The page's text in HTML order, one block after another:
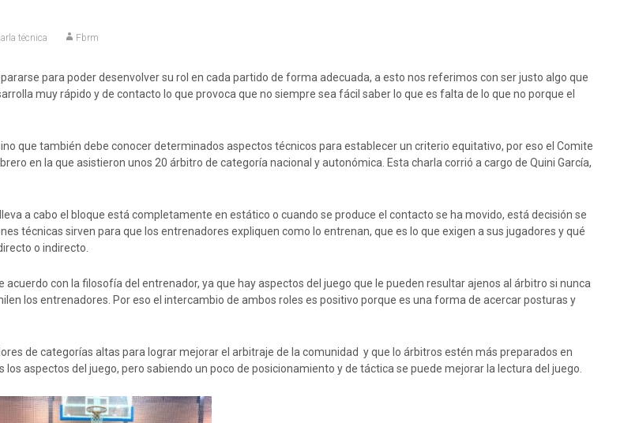
técnica Fbrm
para poder desenvolver su rol en cada partido de forma adecuada, a esto nos referimos con ser justo algo que
muy rápido y de contacto lo que provoca que no siempre sea fácil saber lo que es falta de lo que no porque el
que también debe conocer determinados aspectos técnicos para establecer un criterio equitativo, por eso el Comite
en la que asistieron unos 20 árbitro de categoría nacional y autonómica. Esta charla corrió a cargo de Quini García,
a cabo el bloque está completamente en estático o cuando se produce el contacto se ha movido, está decisión se
técnicas sirven para que los entrenadores expliquen como lo entrenan, que es lo que exigen a sus jugadores y qué
o indirecto.
con la filosofía del entrenador, ya que hay aspectos del juego que le pueden resultar ajenos al árbitro si nunca
los entrenadores. Por eso el intercambio de ambos roles es positivo porque es una forma de acercar posturas y
de categorías altas para lograr mejorar el arbitraje de la comunidad y que lo árbitros estén más preparados en
aspectos del juego, pero sabiendo un poco de posicionamiento y de táctica se puede mejorar la lectura del juego.